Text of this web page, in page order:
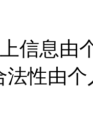
信息由
法性由